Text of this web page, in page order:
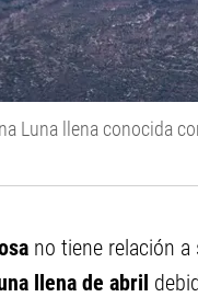
Luna llena conocida
no tiene relación
llena de abril